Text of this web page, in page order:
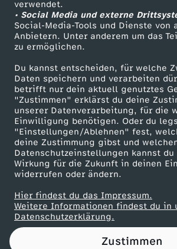
verwendet.
• Social Media und externe
Social-Media-Tools und Dienste von
Anbietern. Unter anderem um das
zu ermöglichen.
Du kannst entscheiden, für welche
Daten speichern und verarbeiten
betrifft nur dein aktuell genutztes
"Zustimmen" erklärst du deine
unserer Datenverarbeitung, für die
Einwilligung benötigen. Oder du
"Einstellungen/Ablehnen" fest,
deine Zustimmung gibst und
Datenschutzeinstellungen kannst
Wirkung für die Zukunft in deinen
widerrufen oder ändern.
Hier findest du das Impressum.
Weitere Informationen findest du in
Datenschutzerklärung.
Zustimmen
p
o
r
t
d
e
r
D
ZDF Unternehmen
Karriere
ZDF goes Schule
Werbefernsehen
Mainzelmännchen
Partner